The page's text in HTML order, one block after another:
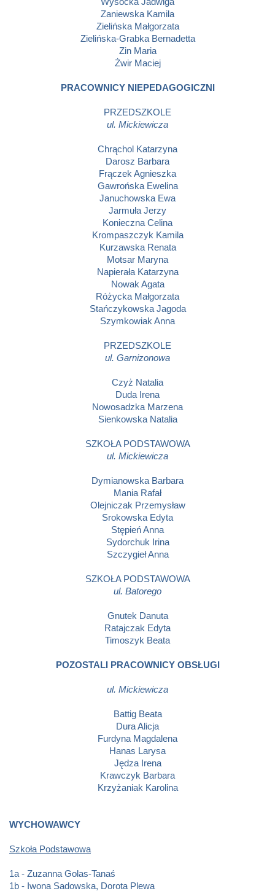
Zaniewska Kamila
Zielińska Małgorzata
Zielińska-Grabka Bernadetta
Zin Maria
Żwir Maciej
PRACOWNICY NIEPEDAGOGICZNI
PRZEDSZKOLE
ul. Mickiewicza
Chrąchol Katarzyna
Darosz Barbara
Frączek Agnieszka
Gawrońska Ewelina
Januchowska Ewa
Jarmuła Jerzy
Konieczna Celina
Krompaszczyk Kamila
Kurzawska Renata
Motsar Maryna
Napierała Katarzyna
Nowak Agata
Różycka Małgorzata
Stańczykowska Jagoda
Szymkowiak Anna
PRZEDSZKOLE
ul. Garnizonowa
Czyż Natalia
Duda Irena
Nowosadzka Marzena
Sienkowska Natalia
SZKOŁA PODSTAWOWA
ul. Mickiewicza
Dymianowska Barbara
Mania Rafał
Olejniczak Przemysław
Srokowska Edyta
Stępień Anna
Sydorchuk Irina
Szczygieł Anna
SZKOŁA PODSTAWOWA
ul. Batorego
Gnutek Danuta
Ratajczak Edyta
Timoszyk Beata
POZOSTALI PRACOWNICY OBSŁUGI
ul. Mickiewicza
Battig Beata
Dura Alicja
Furdyna Magdalena
Hanas Larysa
Jędza Irena
Krawczyk Barbara
Krzyżaniak Karolina
WYCHOWAWCY
Szkoła Podstawowa
1a - Zuzanna Golas-Tanaś
1b - Iwona Sadowska, Dorota Plewa